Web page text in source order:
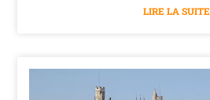
LIRE LA SUITE